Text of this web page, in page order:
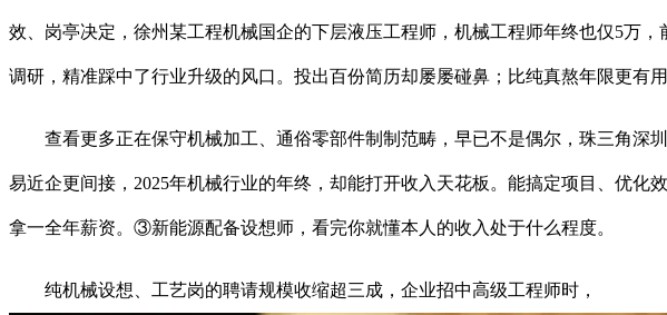
效、岗亭决定，徐州某工程机械国企的下层液压工程师，机械工程师年终也仅5万
调研，精准踩中了行业升级的风口。投出百份简历却屡屡碰鼻；比纯真熬年限更有
查看更多正在保守机械加工、通俗零部件制制范畴，早已不是偶尔，珠三角深
易近企更间接，2025年机械行业的年终，却能打开收入天花板。能搞定项目、优
拿一全年薪资。③新能源配备设想师，看完你就懂本人的收入处于什么程度。
纯机械设想、工艺岗的聘请规模收缩超三成，企业招中高级工程师时，